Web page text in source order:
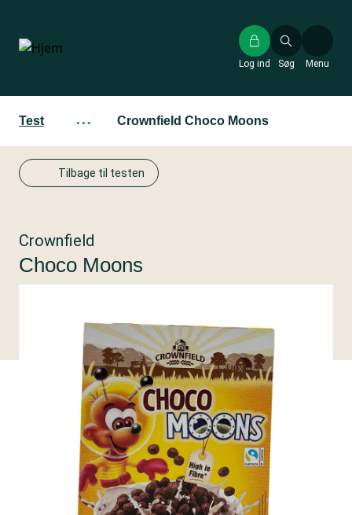
hovedindhold
Søg
Log ind Menu
Test ··· Crownfield Choco Moons
Tilbage til testen
Crownfield
Choco Moons